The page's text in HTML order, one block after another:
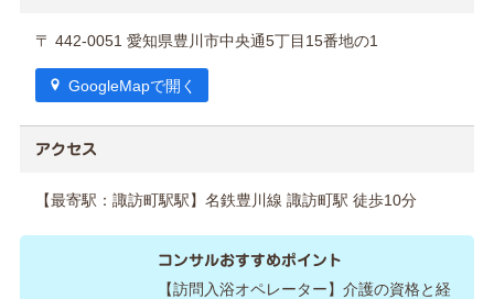
〒 442-0051 愛知県豊川市中央通5丁目15番地の1
GoogleMapで開く
アクセス
【最寄駅：諏訪町駅駅】名鉄豊川線 諏訪町駅 徒歩10分
コンサルおすすめポイント
【訪問入浴オペレーター】介護の資格と経